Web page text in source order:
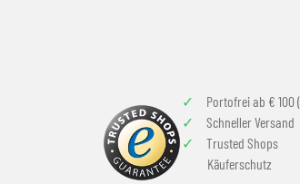
Portofrei ab € 100
Schneller Versand
Trusted Shops
Käuferschutz